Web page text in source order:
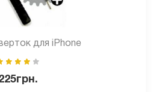
для iPhone
грн.